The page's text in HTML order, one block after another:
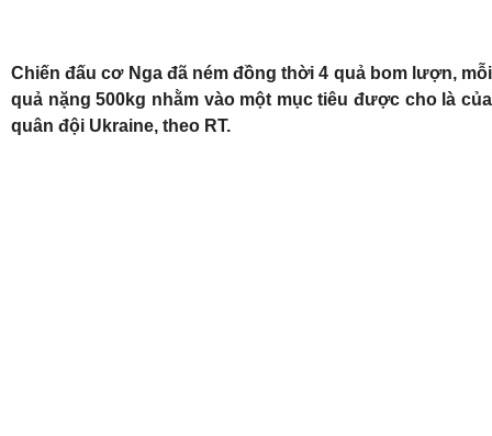
Chiến đấu cơ Nga đã ném đồng thời 4 quả bom lượn, mỗi
quả nặng 500kg nhằm vào một mục tiêu được cho là của
quân đội Ukraine, theo RT.